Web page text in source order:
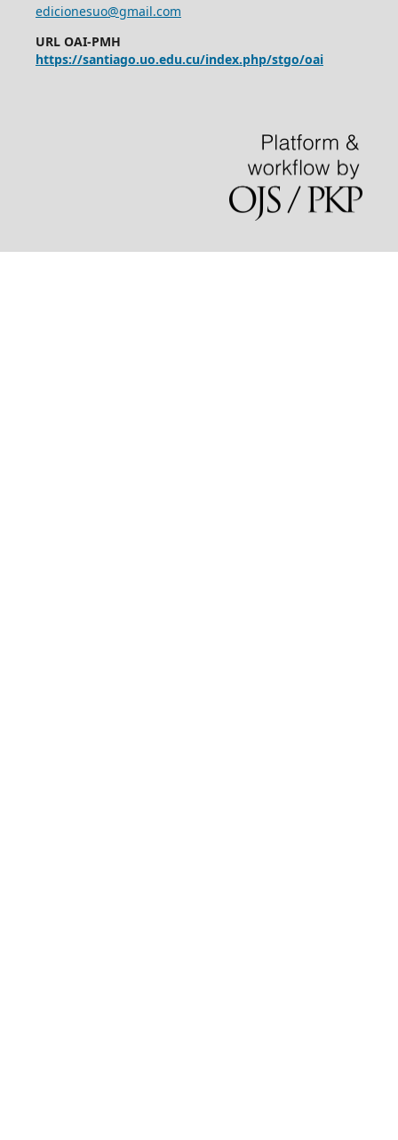
edicionesuo@gmail.com
URL OAI-PMH
https://santiago.uo.edu.cu/index.php/stgo/oai